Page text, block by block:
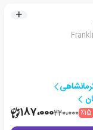
٪15220،000187،000